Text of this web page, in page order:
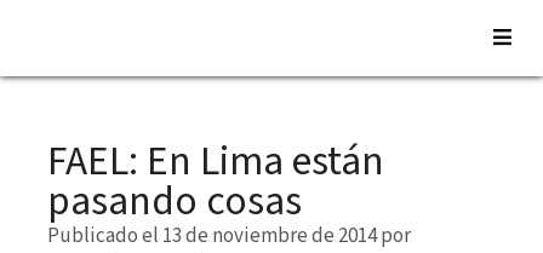
Saltar
contenidoFAEL: En Lima están
pasando cosas
Publicado el 13 de noviembre de 2014por